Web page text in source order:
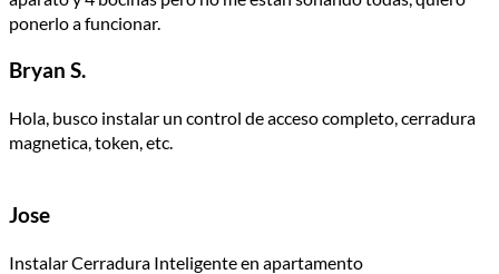
ponerlo a funcionar.
Bryan S.
Hola, busco instalar un control de acceso completo, cerradura
magnetica, token, etc.
Jose
Instalar Cerradura Inteligente en apartamento